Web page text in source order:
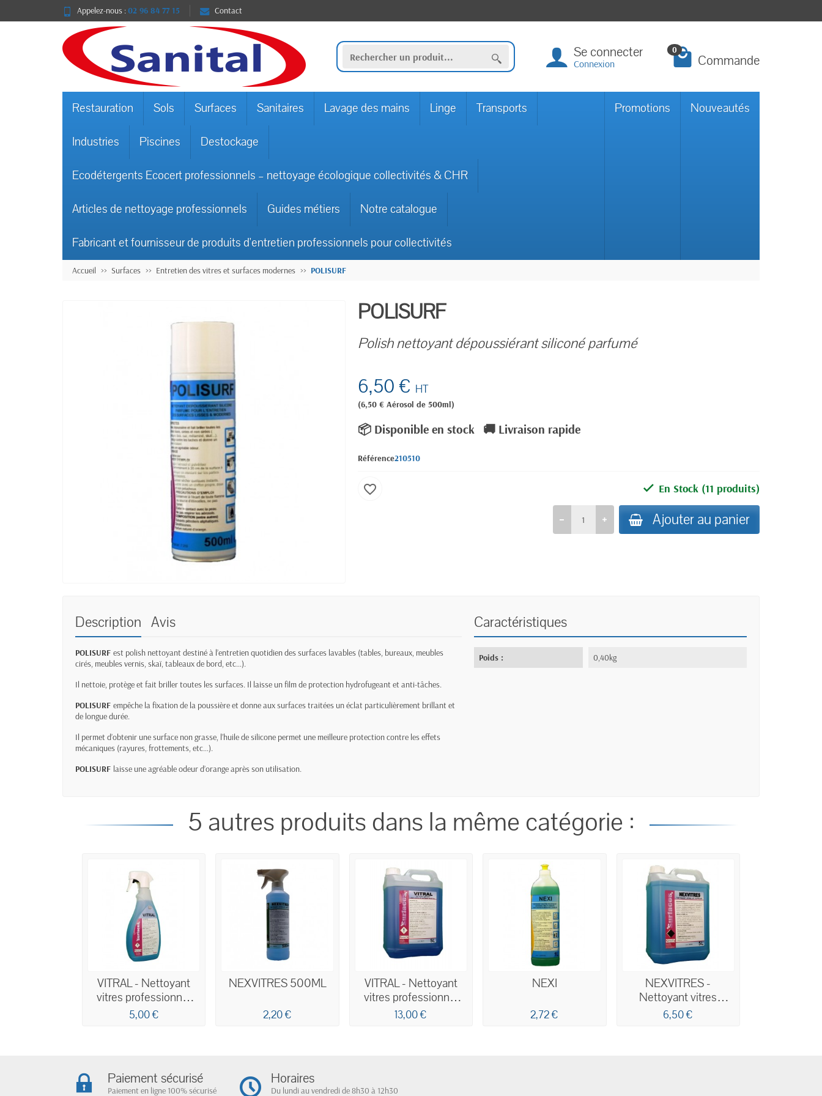
Appelez-nous :02 96 84 77 15 Contact
Se connecter
Connexion
0
Commande
Restauration Sols Surfaces Sanitaires Lavage des mains Linge Transports
Industries Piscines Destockage
Ecodétergents Ecocert professionnels – nettoyage écologique collectivités & CHR
Articles de nettoyage professionnels Guides métiers Notre catalogue
Fabricant et fournisseur de produits d'entretien professionnels pour collectivités
Promotions Nouveautés
Accueil Surfaces Entretien des vitres et surfaces modernes POLISURF
POLISURF
Polish nettoyant dépoussiérant siliconé parfumé
6,50 € HT
(6,50 € Aérosol de 500ml)
📦 Disponible en stock 🚚 Livraison rapide
Référence210510
En Stock (11 produits)
Ajouter au panier
favorite_border
Description Avis
POLISURF est polish nettoyant destiné à l’entretien quotidien des surfaces lavables (tables, bureaux, meubles
cirés, meubles vernis, skaï, tableaux de bord, etc…).
Il nettoie, protège et fait briller toutes les surfaces. Il laisse un film de protection hydrofugeant et anti-tâches.
POLISURF empêche la fixation de la poussière et donne aux surfaces traitées un éclat particulièrement brillant et
de longue durée.
Il permet d’obtenir une surface non grasse, l’huile de silicone permet une meilleure protection contre les effets
mécaniques (rayures, frottements, etc…).
POLISURF laisse une agréable odeur d’orange après son utilisation.
Caractéristiques
Poids : 0,40kg
5 autres produits dans la même catégorie :
VITRAL - Nettoyant
vitres professionnel
concentré 750ML
5,00 €
NEXVITRES 500ML
2,20 €
VITRAL - Nettoyant
vitres professionnel
concentré 5L
13,00 €
NEXI
2,72 €
NEXVITRES -
Nettoyant vitres
professionnel
6,50 €
Paiement sécurisé
Paiement en ligne 100% sécurisé
Horaires
Du lundi au vendredi de 8h30 à 12h30